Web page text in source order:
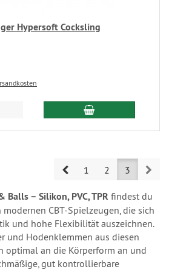
Hypersoft Cocksling
Prev1 2 3
Balls – Silikon, PVC, TPR findest du
CBT-Spielzeugen, die sich
und hohe Flexibilität auszeichnen.
und Hodenklemmen aus diesen
optimal an die Körperform an und
gut kontrollierbare